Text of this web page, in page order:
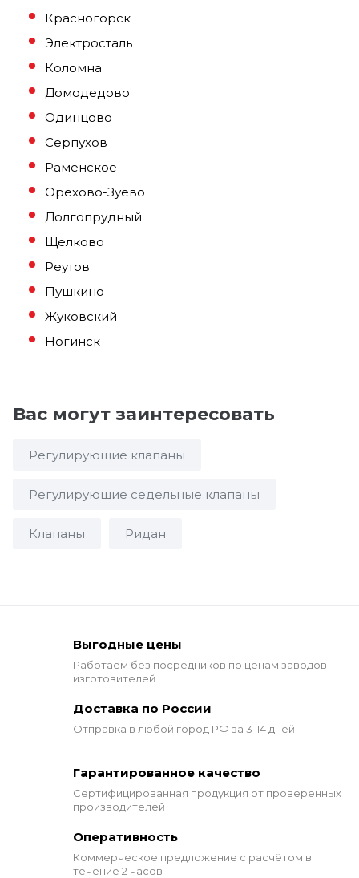
Красногорск
Электросталь
Коломна
Домодедово
Одинцово
Серпухов
Раменское
Орехово-Зуево
Долгопрудный
Щелково
Реутов
Пушкино
Жуковский
Ногинск
Вас могут заинтересовать
Регулирующие клапаны
Регулирующие седельные клапаны
Клапаны Ридан
Выгодные цены
Работаем без посредников по ценам заводов-
изготовителей
Доставка по России
Отправка в любой город РФ за 3-14 дней
Гарантированное качество
Сертифицированная продукция от проверенных
производителей
Оперативность
Коммерческое предложение с расчётом в
течение 2 часов